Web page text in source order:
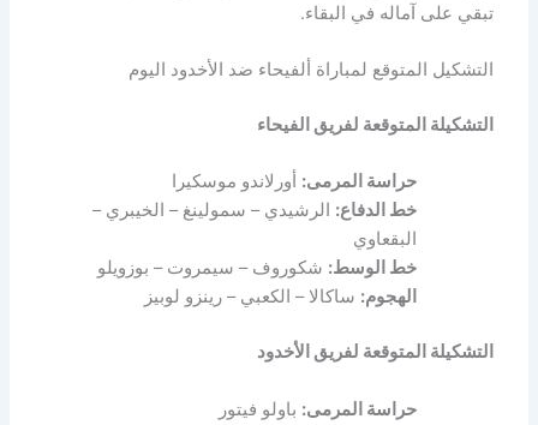
تبقي على آماله في البقاء.
التشكيل المتوقع لمباراة ألفيحاء ضد الأخدود اليوم
التشكيلة المتوقعة لفريق الفيحاء
حراسة المرمى: أورلاندو موسكيرا
خط الدفاع: الرشيدي – سمولينغ – الخيبري –
البقعاوي
خط الوسط: شكوروف – سيمروت – بوزويلو
الهجوم: ساكالا – الكعبي – رينزو لوبيز
التشكيلة المتوقعة لفريق الأخدود
حراسة المرمى: باولو فيتور